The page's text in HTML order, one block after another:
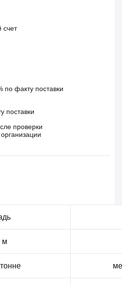
счет
по факту поставки
поставки
проверки
м